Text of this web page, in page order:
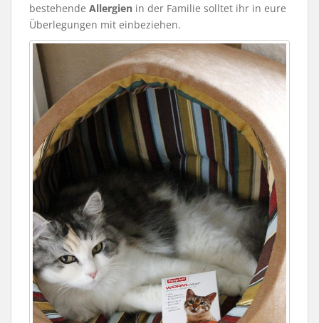
bestehende Allergien in der Familie solltet ihr in eure
Überlegungen mit einbeziehen.